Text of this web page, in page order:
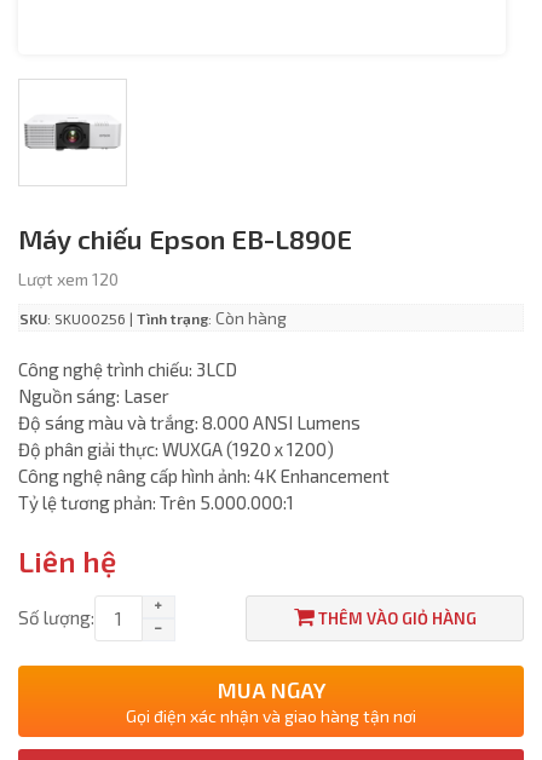
Máy chiếu Epson EB-L890E
Lượt xem 120
SKU: SKU00256 | Tình trạng: Còn hàng
Công nghệ trình chiếu: 3LCD
Nguồn sáng: Laser
Độ sáng màu và trắng: 8.000 ANSI Lumens
Độ phân giải thực: WUXGA (1920 x 1200)
Công nghệ nâng cấp hình ảnh: 4K Enhancement
Tỷ lệ tương phản: Trên 5.000.000:1
Liên hệ
Số lượng: THÊM VÀO GIỎ HÀNG
MUA NGAY
Gọi điện xác nhận và giao hàng tận nơi